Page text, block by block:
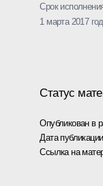
Срок
1 марта 2017
Статус
Опубликован в
Дата
Ссылка на